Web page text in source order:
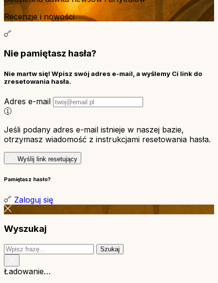
Recenzje i nowości
Nie pamiętasz hasła?
Nie martw się! Wpisz swój adres e-mail, a wyślemy Ci link do
zresetowania hasła.
Adres e-mail
Jeśli podany adres e-mail istnieje w naszej bazie,
otrzymasz wiadomość z instrukcjami resetowania hasła.
Wyślij link resetujący
Pamiętasz hasło?
Zaloguj się
Wyszukaj
Szukaj
Ładowanie…